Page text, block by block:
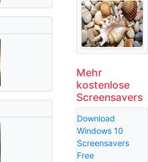
Mehr
kostenlose
Screensavers
Download
Windows 10
Screensavers
Free